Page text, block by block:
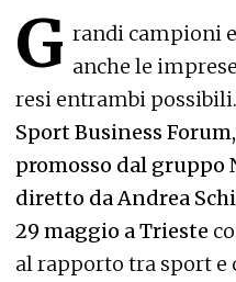
G randi campioni
anche le
resi entrambi possibili.
Sport Business
promosso dal gruppo
diretto da Andrea
29 maggio a Trieste
al rapporto tra sport e